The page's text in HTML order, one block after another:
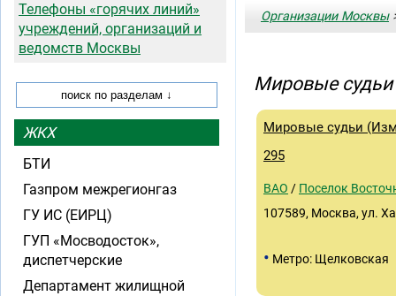
Организации Москвы
Мировые
Мировые судьи
295
ВАО / Поселок
107589, Москва, ул.
• Метро: Щелковская
Телефоны «горячих линий»
учреждений, организаций и
ведомств Москвы
ЖКХ
БТИ
Газпром межрегионгаз
ГУ ИС (ЕИРЦ)
ГУП «Мосводосток»,
диспетчерские
Департамент жилищной